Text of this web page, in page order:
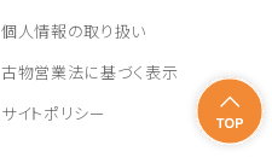
個人情報の取り扱い
古物営業法に基づく表示
サイトポリシー